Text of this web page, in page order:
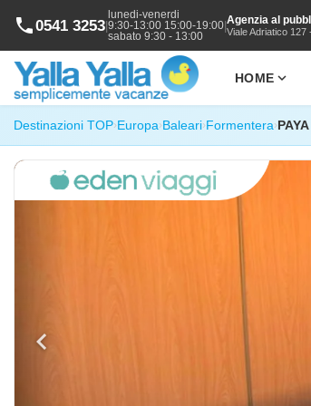
phone0541 3253|
lunedi-venerdi
9:30-13:00 15:00-19:00
sabato 9:30 - 13:00
|Agenzia al
Viale Adriatico 127
HOME expand_more
Destinazioni TOP›Europa›Baleari›Formentera›
chevron_left